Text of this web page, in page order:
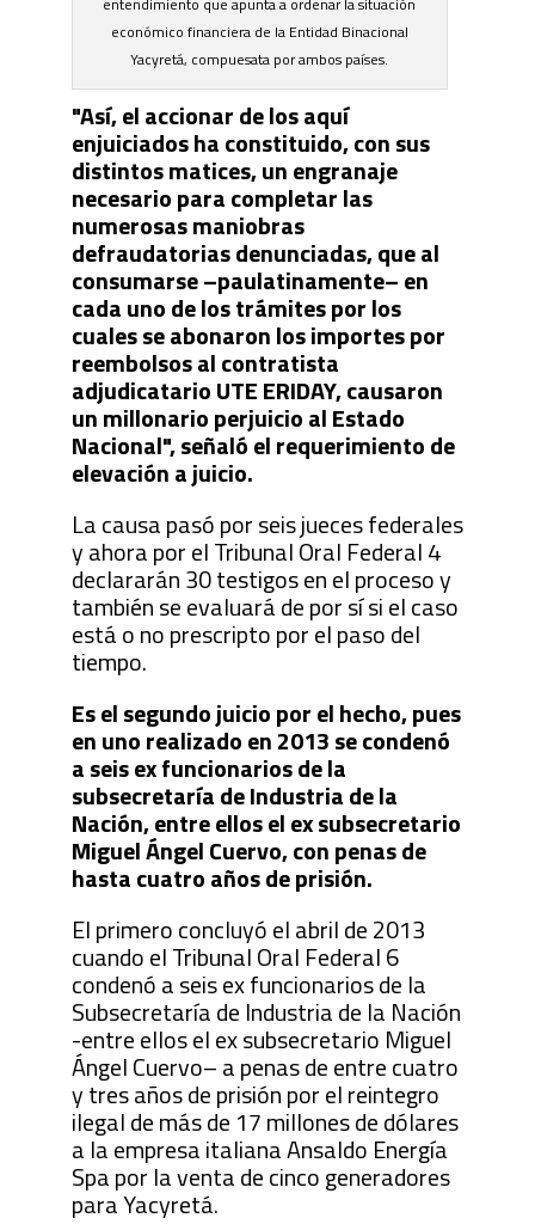
económico financiera de la Entidad Binacional
Yacyretá, compuesata por ambos países.
"Así, el accionar de los aquí
enjuiciados ha constituido, con sus
distintos matices, un engranaje
necesario para completar las
numerosas maniobras
defraudatorias denunciadas, que al
consumarse –paulatinamente– en
cada uno de los trámites por los
cuales se abonaron los importes por
reembolsos al contratista
adjudicatario UTE ERIDAY, causaron
un millonario perjuicio al Estado
Nacional", señaló el requerimiento de
elevación a juicio.
La causa pasó por seis jueces federales
y ahora por el Tribunal Oral Federal 4
declararán 30 testigos en el proceso y
también se evaluará de por sí si el caso
está o no prescripto por el paso del
tiempo.
Es el segundo juicio por el hecho, pues
en uno realizado en 2013 se condenó
a seis ex funcionarios de la
subsecretaría de Industria de la
Nación, entre ellos el ex subsecretario
Miguel Ángel Cuervo, con penas de
hasta cuatro años de prisión.
El primero concluyó el abril de 2013
cuando el Tribunal Oral Federal 6
condenó a seis ex funcionarios de la
Subsecretaría de Industria de la Nación
-entre ellos el ex subsecretario Miguel
Ángel Cuervo– a penas de entre cuatro
y tres años de prisión por el reintegro
ilegal de más de 17 millones de dólares
a la empresa italiana Ansaldo Energía
Spa por la venta de cinco generadores
para Yacyretá.